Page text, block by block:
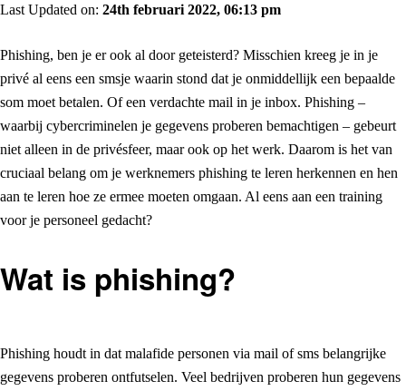
Last Updated on: 24th februari 2022, 06:13 pm
Phishing, ben je er ook al door geteisterd? Misschien kreeg je in je
privé al eens een smsje waarin stond dat je onmiddellijk een bepaalde
som moet betalen. Of een verdachte mail in je inbox. Phishing –
waarbij cybercriminelen je gegevens proberen bemachtigen – gebeurt
niet alleen in de privésfeer, maar ook op het werk. Daarom is het van
cruciaal belang om je werknemers phishing te leren herkennen en hen
aan te leren hoe ze ermee moeten omgaan. Al eens aan een training
voor je personeel gedacht?
Wat is phishing?
Phishing houdt in dat malafide personen via mail of sms belangrijke
gegevens proberen ontfutselen. Veel bedrijven proberen hun gegevens